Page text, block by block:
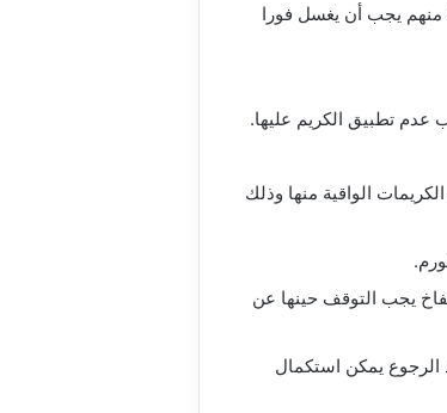
منهم يجب أن يغسل فورا
تطبيق الكريم عليها.
الواقية منها وذلك
يجب التوقف حينها عن
الرجوع يمكن استكمال